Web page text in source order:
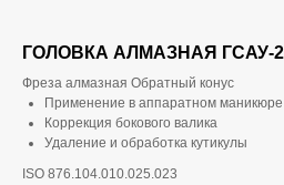
ГОЛОВКА АЛМАЗНАЯ ГСАУ-
Фреза алмазная Обратный конус
Применение в аппаратном
Коррекция бокового валика
Удаление и обработка кутикулы
ISO 876.104.010.025.023